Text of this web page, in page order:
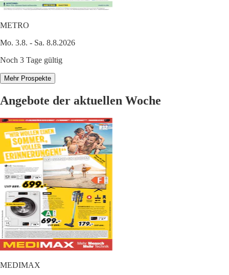
METRO
Mo. 3.8. - Sa. 8.8.2026
Noch 3 Tage gültig
Mehr Prospekte
Angebote der aktuellen Woche
MEDIMAX